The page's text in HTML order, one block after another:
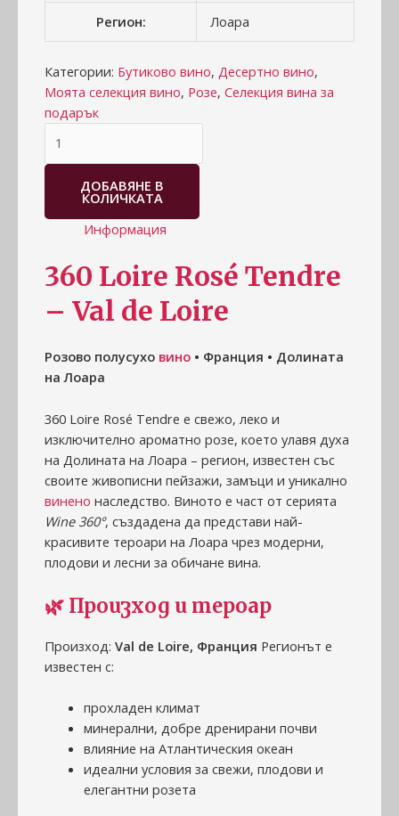
Регион: Лоара
Категории: Бутиково вино, Десертно вино,
Моята селекция вино, Розе, Селекция вина за
подарък
ДОБАВЯНЕ В
КОЛИЧКАТА
Информация
360 Loire Rosé Tendre
– Val de Loire
Розово полусухо вино • Франция • Долината
на Лоара
360 Loire Rosé Tendre е свежо, леко и
изключително ароматно розе, което улавя духа
на Долината на Лоара – регион, известен със
своите живописни пейзажи, замъци и уникално
винено наследство. Виното е част от серията
Wine 360°, създадена да представи най-
красивите тероари на Лоара чрез модерни,
плодови и лесни за обичане вина.
🌿 Произход и тероар
Произход: Val de Loire, Франция Регионът е
известен с:
прохладен климат
минерални, добре дренирани почви
влияние на Атлантическия океан
идеални условия за свежи, плодови и
елегантни розета